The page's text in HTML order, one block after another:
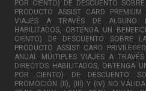
POR CIENTO) DE DESCUENTO
PRODUCTO ASSIST CARD
VIAJES A TRAVÉS DE ALGUNO
HABILITADOS, OBTENGA UN
CIENTO) DE DESCUENTO SOBRE
PRODUCTO ASSIST CARD
ANUAL MÚLTIPLES VIAJES A
DIRECTOS HABILITADOS, OBTENGA
POR CIENTO) DE DESCUENTO
PROMOCIÓN (II), (III) Y (IV) NO